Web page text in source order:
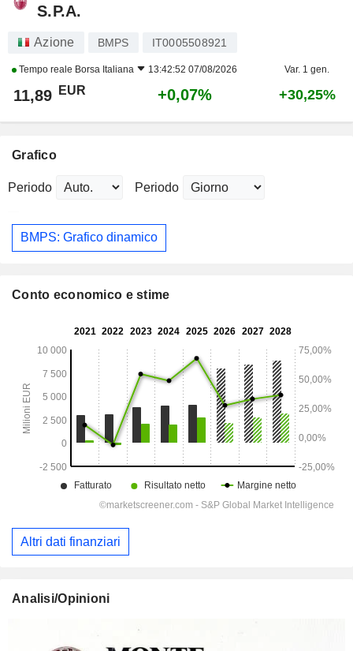
S.P.A.
Azione BMPS IT0005508921
Tempo reale Borsa Italiana 13:42:52 07/08/2026 Var. 1 gen.
11,89 EUR +0,07% +30,25%
Grafico
Periodo Periodo
BMPS: Grafico dinamico
Conto economico e stime
Altri dati finanziari
Analisi/Opinioni